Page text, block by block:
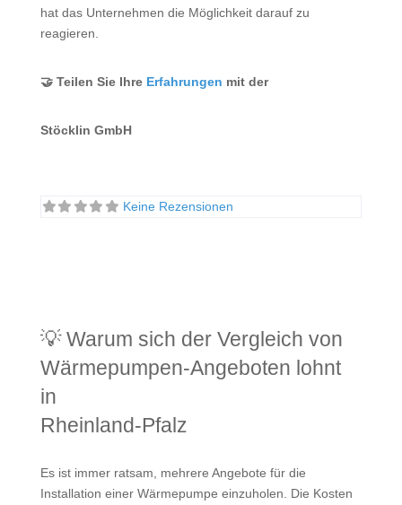
hat das Unternehmen die Möglichkeit darauf zu
reagieren.
🤝 Teilen Sie Ihre Erfahrungen mit der
Stöcklin GmbH
Keine Rezensionen
💡 Warum sich der Vergleich von
Wärmepumpen-Angeboten lohnt
in
Rheinland-Pfalz
Es ist immer ratsam, mehrere Angebote für die
Installation einer Wärmepumpe einzuholen. Die Kosten